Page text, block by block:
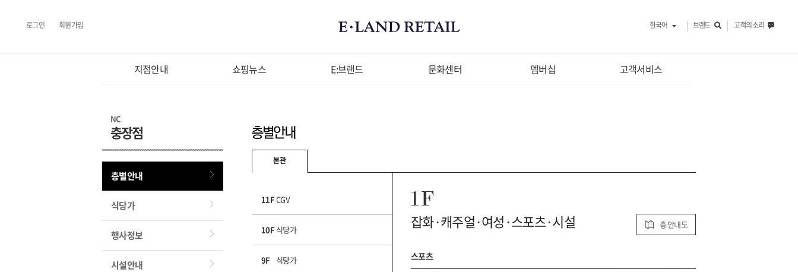
로그인 회원가입 한국어 브랜드 고객의 소리
지점안내 쇼핑뉴스 E:브랜드 문화센터 멤버십 고객서비스
NC
충장점
층별안내
식당가
행사정보
시설안내
본관
11FCGV
10F 식당가
9F 식당가
잡화·캐주얼·여성·스포츠·시설 층 안내도
스포츠